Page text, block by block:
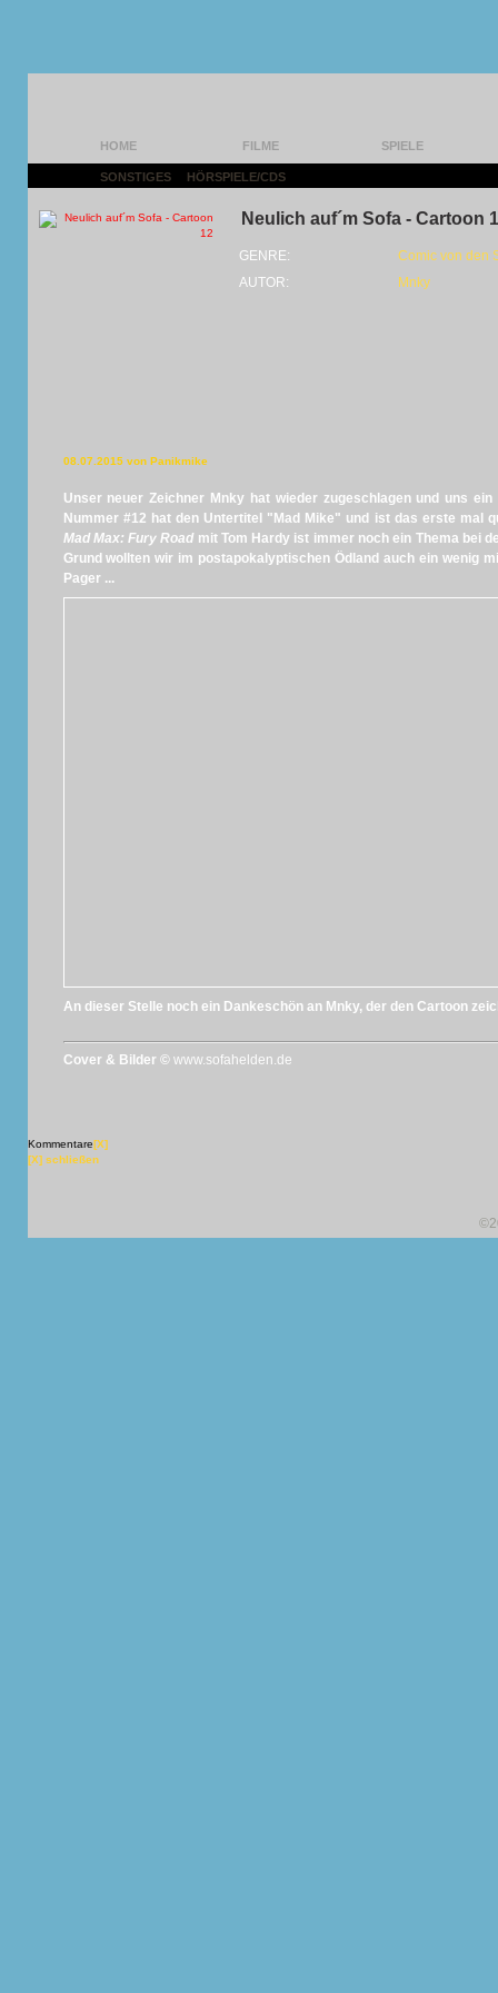
HOME FILME SPIELE
SONSTIGES HÖRSPIELE/CDS
Neulich auf´m Sofa - Cartoon
GENRE:
Comic von den
AUTOR:
Mnky
08.07.2015 von Panikmike
Unser neuer Zeichner Mnky hat wieder zugeschlagen und uns
Nummer #12 hat den Untertitel "Mad Mike" und ist das erste mal
Mad Max: Fury Road mit Tom Hardy ist immer noch ein Thema bei
Grund wollten wir im postapokalyptischen Ödland auch ein wenig
Pager ...
An dieser Stelle noch ein Dankeschön an Mnky, der den Cartoon
Cover & Bilder © www.sofahelden.de
Kommentare[X]
[X] schließen